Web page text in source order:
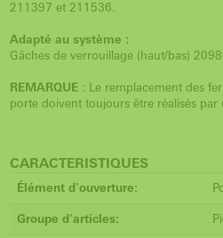
211397 et 211536.
Adapté au système :
Gâches de verrouillage (haut/bas)
REMARQUE : Le remplacement des
porte doivent toujours être réalisés par
CARACTERISTIQUES
Élément d'ouverture:
Groupe d'articles: